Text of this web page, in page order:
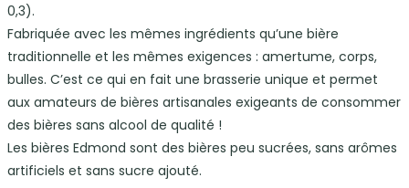
0,3).
Fabriquée avec les mêmes ingrédients qu’une bière
traditionnelle et les mêmes exigences : amertume, corps,
bulles. C’est ce qui en fait une brasserie unique et permet
aux amateurs de bières artisanales exigeants de consommer
des bières sans alcool de qualité !
Les bières Edmond sont des bières peu sucrées, sans arômes
artificiels et sans sucre ajouté.